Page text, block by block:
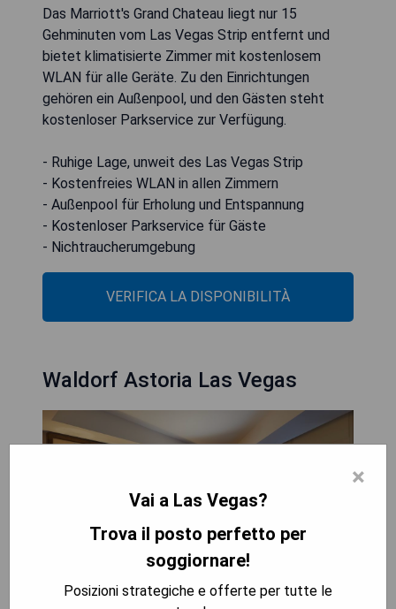
Das Marriott's Grand Chateau liegt nur 15
Gehminuten vom Las Vegas Strip entfernt und
bietet klimatisierte Zimmer mit kostenlosem
WLAN für alle Geräte. Zu den Einrichtungen
gehören ein Außenpool, und den Gästen steht
kostenloser Parkservice zur Verfügung.
- Ruhige Lage, unweit des Las Vegas Strip
- Kostenfreies WLAN in allen Zimmern
- Außenpool für Erholung und Entspannung
- Kostenloser Parkservice für Gäste
- Nichtraucherumgebung
VERIFICA LA DISPONIBILITÀ
Waldorf Astoria Las Vegas
×
Vai a Las Vegas?
Trova il posto perfetto per
soggiornare!
Posizioni strategiche e offerte per tutte le